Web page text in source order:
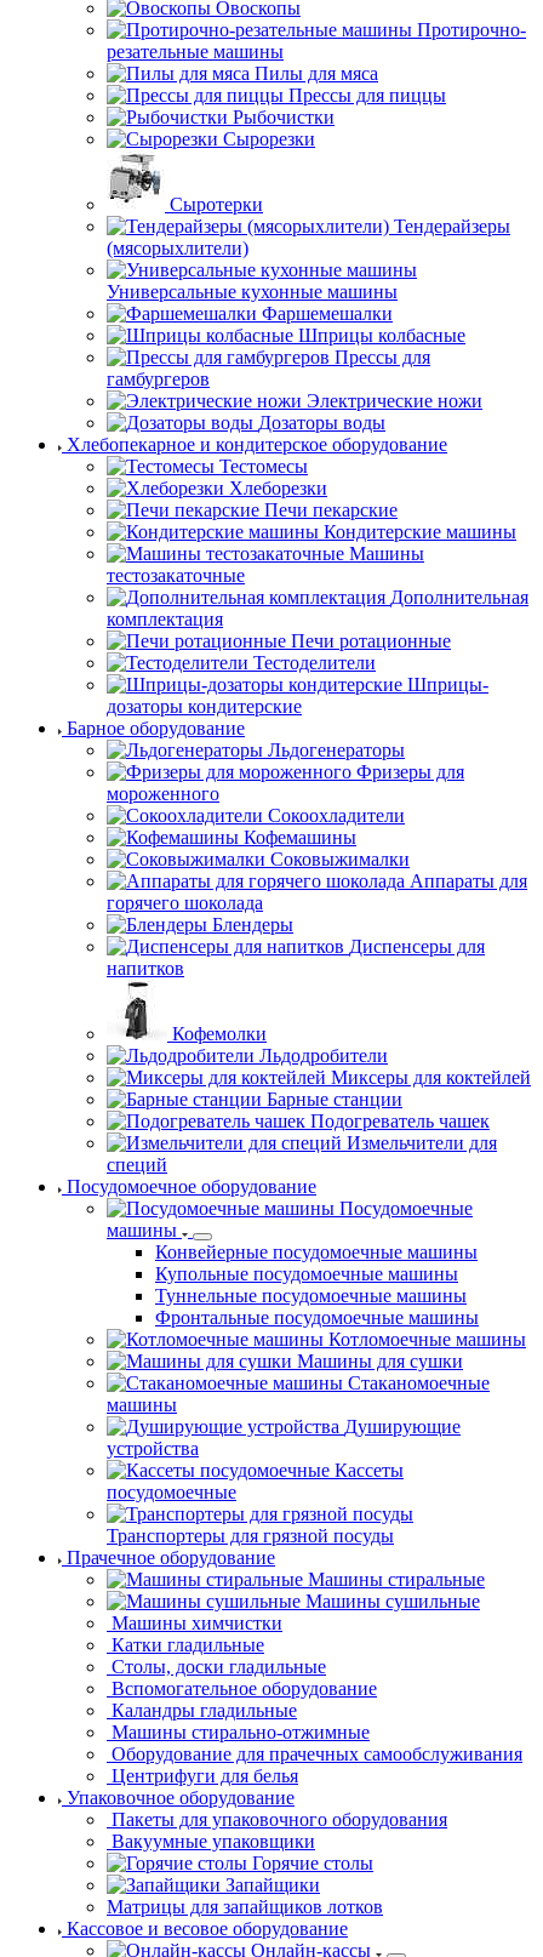
Овоскопы
Протирочно-
резательные машины
Пилы для мяса
Прессы для пиццы
Рыбочистки
Сырорезки
Сыротерки
Тендерайзеры
(мясорыхлители)
Универсальные кухонные машины
Фаршемешалки
Шприцы колбасные
Прессы для
гамбургеров
Электрические ножи
Дозаторы воды
Хлебопекарное и кондитерское оборудование
Тестомесы
Хлеборезки
Печи пекарские
Кондитерские машины
Машины
тестозакаточные
Дополнительная
комплектация
Печи ротационные
Тестоделители
Шприцы-
дозаторы кондитерские
Барное оборудование
Льдогенераторы
Фризеры для
мороженного
Сокоохладители
Кофемашины
Соковыжималки
Аппараты для
горячего шоколада
Блендеры
Диспенсеры для
напитков
Кофемолки
Льдодробители
Миксеры для коктейлей
Барные станции
Подогреватель чашек
Измельчители для
специй
Посудомоечное оборудование
Посудомоечные
машины
Конвейерные посудомоечные машины
Купольные посудомоечные машины
Туннельные посудомоечные машины
Фронтальные посудомоечные машины
Котломоечные машины
Машины для сушки
Стаканомоечные
машины
Душирующие
устройства
Кассеты
посудомоечные
Транспортеры для грязной посуды
Прачечное оборудование
Машины стиральные
Машины сушильные
гладильные
Вспомогательное оборудование
Каландры гладильные
стирально-отжимные
Оборудование для прачечных самообслуживания
Центрифуги для белья
Упаковочное оборудование
для упаковочного оборудования